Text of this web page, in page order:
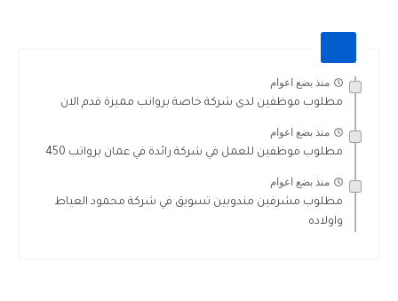
منذ بضع اعوام
مطلوب موظفين لدى شركة خاصة برواتب مميزة قدم الان
منذ بضع اعوام
مطلوب موظفين للعمل في شركة رائدة في عمان برواتب 450
منذ بضع اعوام
مطلوب مشرفين مندوبين تسويق في شركة محمود العياط
واولاده